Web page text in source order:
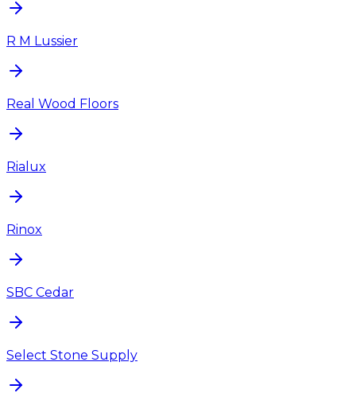
R M Lussier
Real Wood Floors
Rialux
Rinox
SBC Cedar
Select Stone Supply